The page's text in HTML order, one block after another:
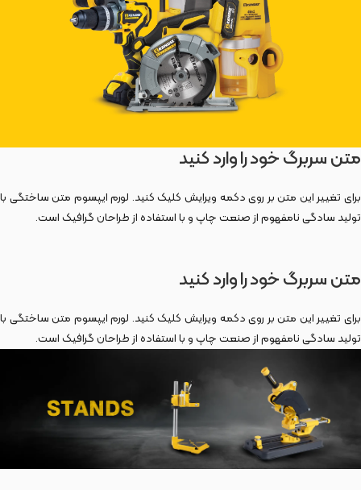
متن سربرگ خود را وارد کنید
برای تغییر این متن بر روی دکمه ویرایش کلیک کنید. لورم ایپسوم متن ساختگی با
تولید سادگی نامفهوم از صنعت چاپ و با استفاده از طراحان گرافیک است.
متن سربرگ خود را وارد کنید
برای تغییر این متن بر روی دکمه ویرایش کلیک کنید. لورم ایپسوم متن ساختگی با
تولید سادگی نامفهوم از صنعت چاپ و با استفاده از طراحان گرافیک است.